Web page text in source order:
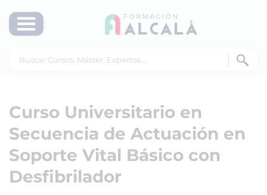
Curso Universitario en
Secuencia de Actuación en
Soporte Vital Básico con
Desfibrilador